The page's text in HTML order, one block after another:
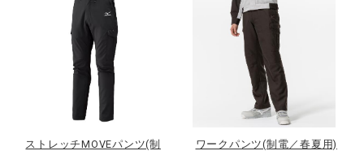
サッカー／フットサル
トレーニング
野球
ストレッチMOVEパンツ(制
ワークパンツ(制電／春夏用)